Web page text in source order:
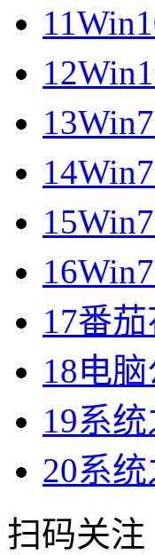
11
12
13
14
15
16
17番
18电
19系
20系
扫码关注